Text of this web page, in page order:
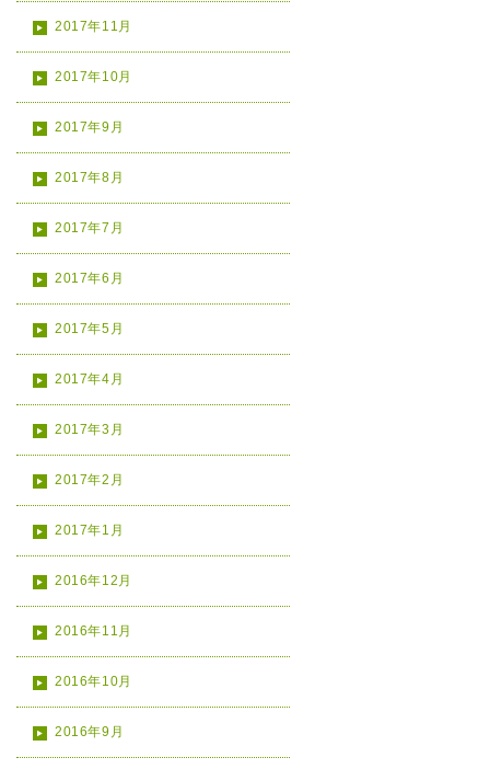
2017年11月
2017年10月
2017年9月
2017年8月
2017年7月
2017年6月
2017年5月
2017年4月
2017年3月
2017年2月
2017年1月
2016年12月
2016年11月
2016年10月
2016年9月